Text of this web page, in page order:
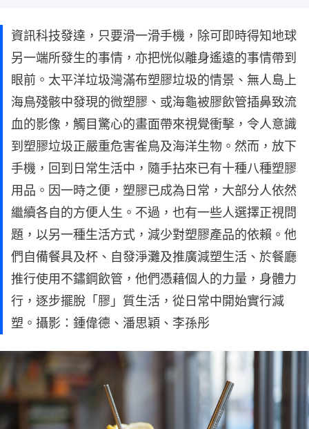
資訊科技發達，只要滑一滑手機，除可即時得知地球
另一端所發生的事情，亦把恍似離身遙遠的事情帶到
眼前。太平洋垃圾灣滿布塑膠垃圾的情景、無人島上
海鳥殘骸中發現的微塑膠、或海龜被膠飲管插鼻致流
血的影像，觸目驚心的畫面帶來視覺衝擊，令人意識
到塑膠垃圾正嚴重危害雀鳥及海洋生物。然而，放下
手機，回到日常生活中，隨手拈來已有十種八種塑膠
用品。因一時之便，塑膠已成為日常，大部分人依然
繼續各自的方便人生。不過，也有一些人選擇正視問
題，以另一種生活方式，減少對塑膠產品的依賴。他
們自備餐具及杯、自發淨灘及推廣減塑生活、於餐廳
推行使用不鏽鋼飲管，他們憑藉個人的力量，身體力
行，逐步擺脫「膠」質生活，從日常中開始實行減
塑。攝影：鍾偉德、潘思穎、李孫彤